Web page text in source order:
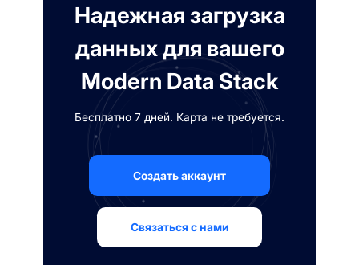
Надежная загрузка
данных для вашего
Modern Data Stack
Бесплатно 7 дней. Карта не требуется.
Создать аккаунт
Связаться с нами